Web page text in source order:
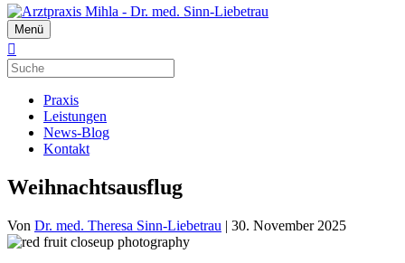
Menü
Praxis
Leistungen
News-Blog
Kontakt
Weihnachtsausflug
Von Dr. med. Theresa Sinn-Liebetrau | 30. November 2025